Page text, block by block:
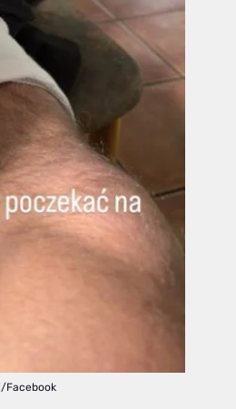
Facebook